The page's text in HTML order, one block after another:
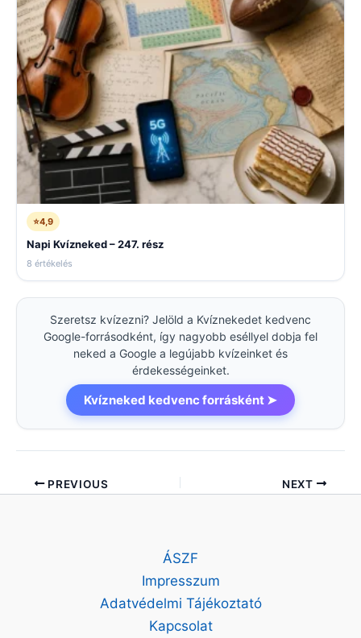
⭐4,9
Napi Kvízneked – 247. rész
8 értékelés
Szeretsz kvízezni? Jelöld a Kvíznekedet kedvenc
Google-forrásodként, így nagyobb eséllyel dobja fel
neked a Google a legújabb kvízeinket és
érdekességeinket.
Kvízneked kedvenc forrásként ➤
PREVIOUS NEXT
ÁSZF
Impresszum
Adatvédelmi Tájékoztató
Kapcsolat